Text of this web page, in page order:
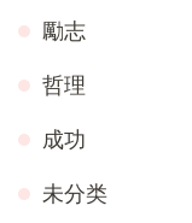
勵志
哲理
成功
未分类